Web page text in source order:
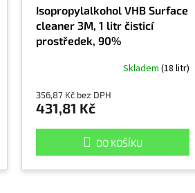
Isopropylalkohol VHB Surface
cleaner 3M, 1 litr čisticí
prostředek, 90%
Skladem (18 litr)
356,87 Kč bez DPH
431,81 Kč
DO KOŠÍKU